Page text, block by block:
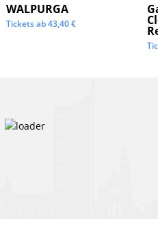
WALPURGA
Tickets ab43,40€